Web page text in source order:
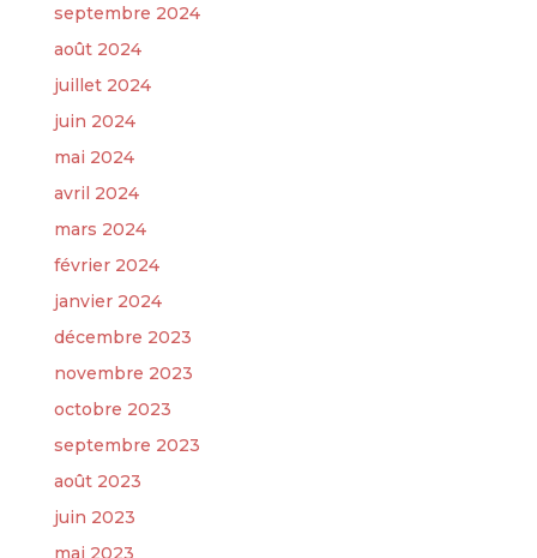
septembre 2024
août 2024
juillet 2024
juin 2024
mai 2024
avril 2024
mars 2024
février 2024
janvier 2024
décembre 2023
novembre 2023
octobre 2023
septembre 2023
août 2023
juin 2023
mai 2023